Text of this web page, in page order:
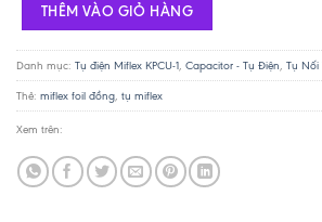
THÊM VÀO GIỎ HÀNG
Danh mục: Tụ điện Miflex KPCU-1, Capacitor - Tụ Điện, Tụ Nối
Thẻ: miflex foil đồng, tụ miflex
Xem trên: